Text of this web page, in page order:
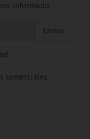
informado...
Enviar
comerciales.